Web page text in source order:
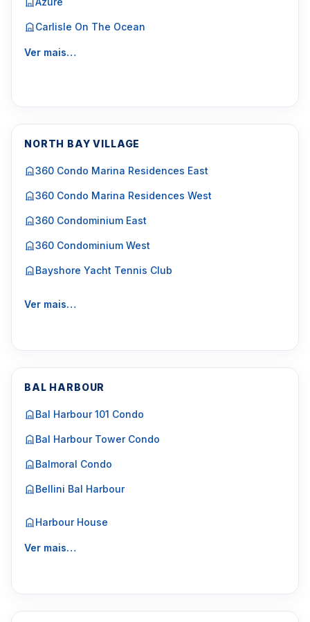
Carlisle On The Ocean
Ver mais…
NORTH BAY VILLAGE
360 Condo Marina Residences East
360 Condo Marina Residences West
360 Condominium East
360 Condominium West
Bayshore Yacht Tennis Club
Ver mais…
BAL HARBOUR
Bal Harbour 101 Condo
Bal Harbour Tower Condo
Balmoral Condo
Bellini Bal Harbour
Harbour House
Ver mais…